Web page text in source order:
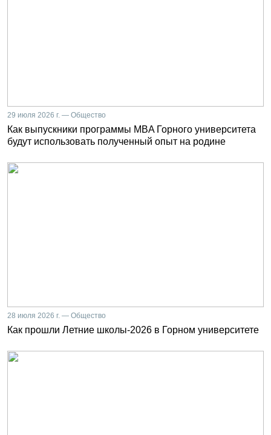
29 июля 2026 г. — Общество
Как выпускники программы MBA Горного университета
будут использовать полученный опыт на родине
28 июля 2026 г. — Общество
Как прошли Летние школы-2026 в Горном университете